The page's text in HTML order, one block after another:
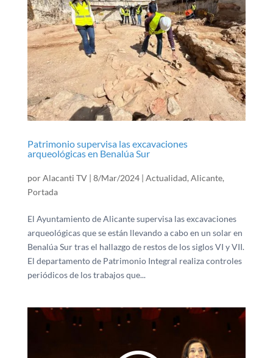
Patrimonio supervisa las excavaciones
arqueológicas en Benalúa Sur
porAlacanti TV| 8/Mar/2024| Actualidad, Alicante,
Portada
El Ayuntamiento de Alicante supervisa las excavaciones
arqueológicas que se están llevando a cabo en un solar en
Benalúa Sur tras el hallazgo de restos de los siglos VI y VII.
El departamento de Patrimonio Integral realiza controles
periódicos de los trabajos que...